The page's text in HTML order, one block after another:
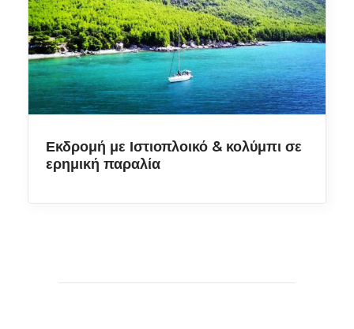
Ποτάμι
Ποτό
Πρωινό
Σπήλαιο
Ταβέρνα
Φαράγγι
Χαλκίδα
Εκδρομή με Ιστιοπλοικό & κολύμπι σε
ερημική παραλία